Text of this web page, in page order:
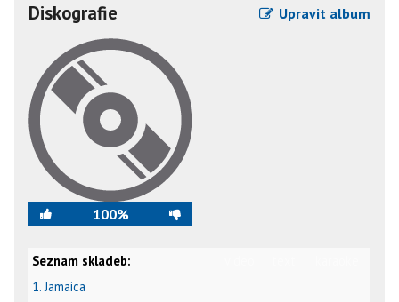
Diskografie Upravit album
100%
Seznam skladeb:
1. Jamaica